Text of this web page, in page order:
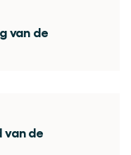
van de
van de